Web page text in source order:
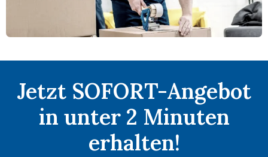
Jetzt SOFORT-Angebot
in unter 2 Minuten
erhalten!